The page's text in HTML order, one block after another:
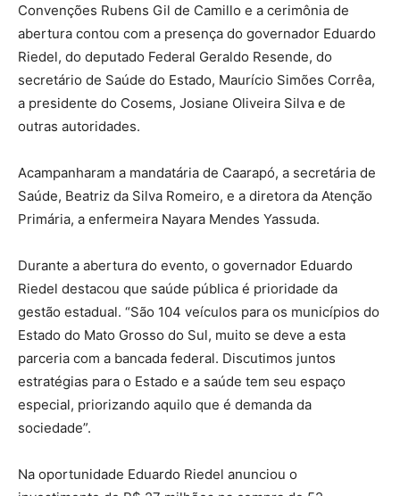
Convenções Rubens Gil de Camillo e a cerimônia de
abertura contou com a presença do governador Eduardo
Riedel, do deputado Federal Geraldo Resende, do
secretário de Saúde do Estado, Maurício Simões Corrêa,
a presidente do Cosems, Josiane Oliveira Silva e de
outras autoridades.
Acampanharam a mandatária de Caarapó, a secretária de
Saúde, Beatriz da Silva Romeiro, e a diretora da Atenção
Primária, a enfermeira Nayara Mendes Yassuda.
Durante a abertura do evento, o governador Eduardo
Riedel destacou que saúde pública é prioridade da
gestão estadual. “São 104 veículos para os municípios do
Estado do Mato Grosso do Sul, muito se deve a esta
parceria com a bancada federal. Discutimos juntos
estratégias para o Estado e a saúde tem seu espaço
especial, priorizando aquilo que é demanda da
sociedade”.
Na oportunidade Eduardo Riedel anunciou o